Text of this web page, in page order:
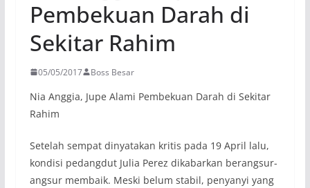
Pembekuan Darah di
Sekitar Rahim
05/05/2017 Boss Besar
Nia Anggia, Jupe Alami Pembekuan Darah di Sekitar
Rahim
Setelah sempat dinyatakan kritis pada 19 April lalu,
kondisi pedangdut Julia Perez dikabarkan berangsur-
angsur membaik. Meski belum stabil, penyanyi yang